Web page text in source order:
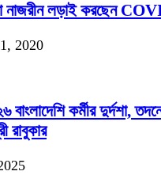
নাজরীন লড়াই করছেন
2020
বাংলাদেশি কর্মীর দুর্দশা,
রাবুকার